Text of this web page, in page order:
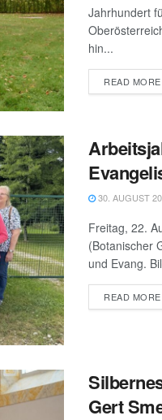
Jahrhundert
hin...
READ MORE
30. AUGUST
Freitag, 22.
(Botanischer
und Evang.
READ MORE
Gert